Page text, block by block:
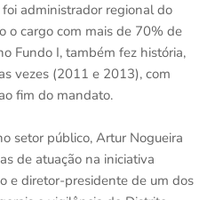
administrador regional do
o cargo com mais de 70% de
Fundo I, também fez história,
vezes (2011 e 2013), com
fim do mandato.
setor público, Artur Nogueira
de atuação na iniciativa
e diretor-presidente de um dos